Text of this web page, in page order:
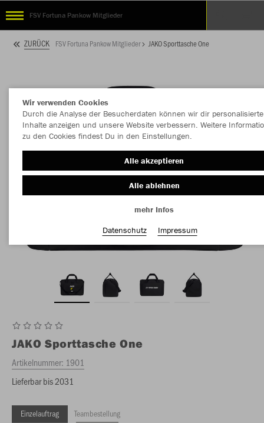
FSV Fortuna Pankow Mitglieder
ZURÜCK FSV Fortuna Pankow Mitglieder JAKO Sporttasche One
JAKO Sporttasche One
Artikelnummer: 1901
Lieferbar bis 2031
Einzelauftrag Teambestellung
Wir verwenden Cookies
Durch die Analyse der Besucherdaten können wir dir personalisierte
Inhalte anzeigen und unsere Website verbessern. Weitere
zu den Cookies findest Du in den Einstellungen.
Alle akzeptieren
Alle ablehnen
mehr Infos
Datenschutz
Impressum